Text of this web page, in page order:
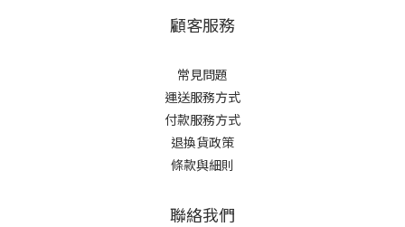
顧客服務
常見問題
運送服務方式
付款服務方式
退換貨政策
條款與細則
聯絡我們